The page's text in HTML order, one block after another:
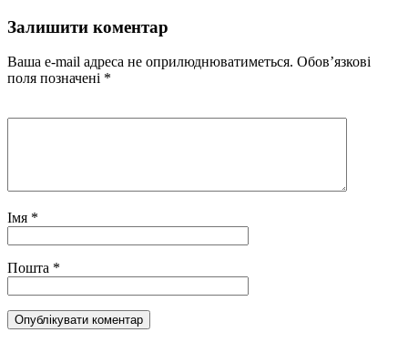
Залишити коментар
Ваша e-mail адреса не оприлюднюватиметься. Обов’язкові
поля позначені *
Імя *
Пошта *